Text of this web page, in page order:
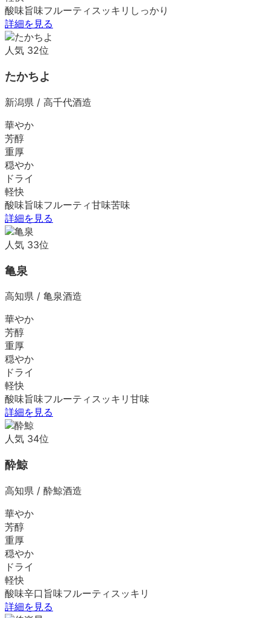
酸味旨味フルーティ スッキリ しっかり
詳細を見る
人気 32位
たかちよ
新潟県 / 高千代酒造
華やか
芳醇
重厚
穏やか
ドライ
軽快
酸味旨味フルーティ甘味苦味
詳細を見る
人気 33位
亀泉
高知県 / 亀泉酒造
華やか
芳醇
重厚
穏やか
ドライ
軽快
酸味旨味フルーティ スッキリ 甘味
詳細を見る
人気 34位
酔鯨
高知県 / 酔鯨酒造
華やか
芳醇
重厚
穏やか
ドライ
軽快
酸味辛口 旨味フルーティ スッキリ
詳細を見る